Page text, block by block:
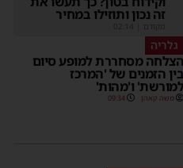
זה נכון ותוזילו במחיר
מקודם
גלריה
הצלחה מסחררת למופע סיום
הזמנים של 'המרכז
ו'מהות'
משה קאהן 09:34